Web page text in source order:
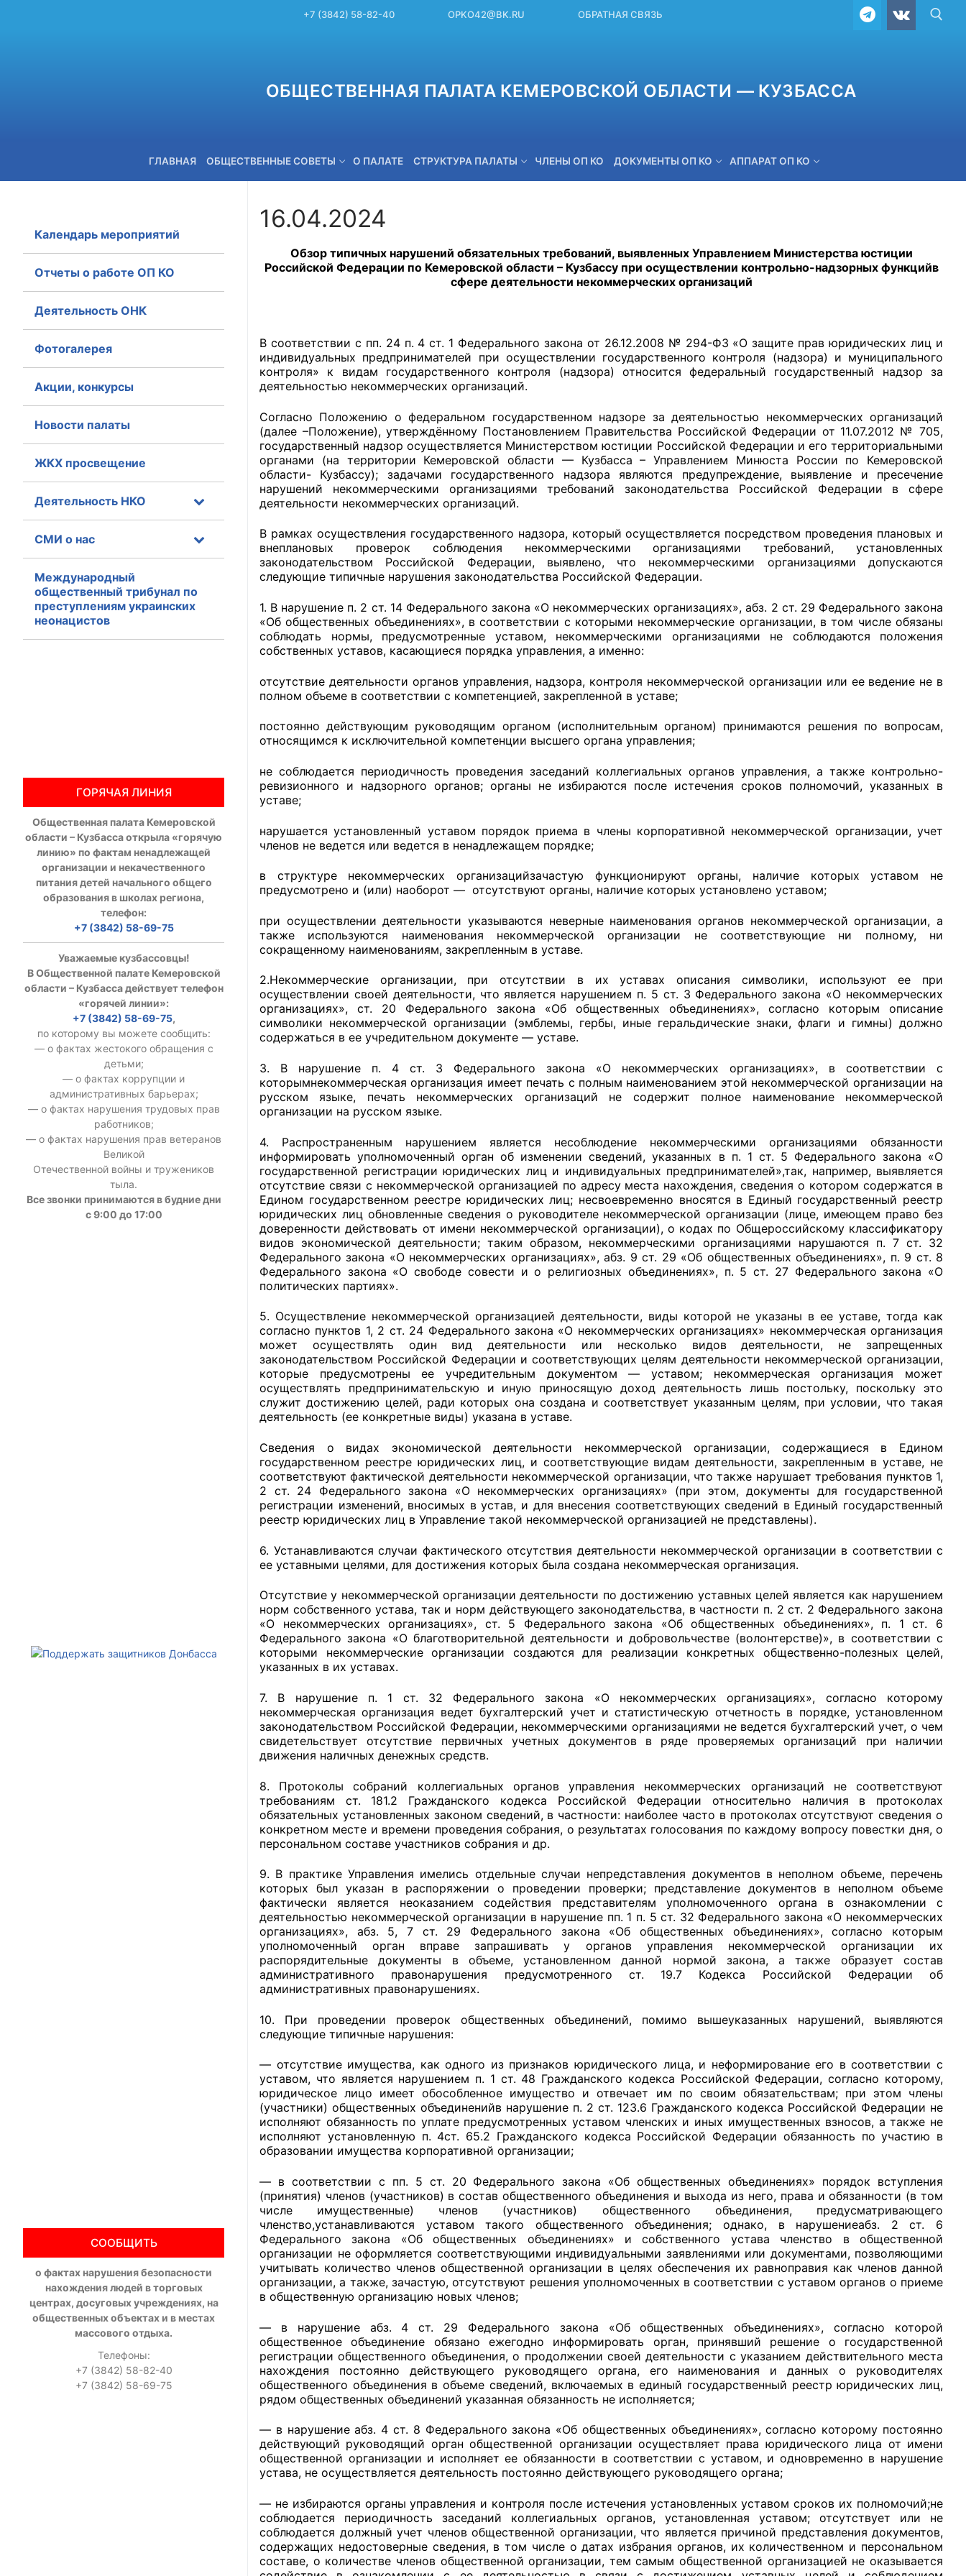
+7 (3842) 58-82-40 OPKO42@BK.RU ОБРАТНАЯ СВЯЗЬ
ОБЩЕСТВЕННАЯ ПАЛАТА КЕМЕРОВСКОЙ ОБЛАСТИ — КУЗБАССА
ГЛАВНАЯ ОБЩЕСТВЕННЫЕ СОВЕТЫ О ПАЛАТЕ СТРУКТУРА ПАЛАТЫ ЧЛЕНЫ ОП КО ДОКУМЕНТЫ ОП КО АППАРАТ ОП КО
+7 (3842) 58-82-40 OPKO42@BK.RU ОБРАТНАЯ СВЯЗЬ
Главная
Общественные советы
Общественные советы при территориальных органах федеральных органов
исполнительной власти
Общественные советы по проведению независимой оценки качества условий
оказания услуг
О Палате
Структура Палаты
Комиссии
Экспертный совет ОП КО
Совет ОП КО
Члены ОП КО
Документы ОП КО
Регламент ОП КО
Кодекс этики ОП КО
Положения
Рекомендации
Порядок работы ЦОН
Аппарат ОП КО
УСТАВ ГКУ “АППАРАТ ОП КО”
Доходы руководителя за 2024 г.
16.04.2024
Обзор типичных нарушений обязательных требований, выявленных Управлением Министерства юстиции
Российской Федерации по Кемеровской области – Кузбассу при осуществлении контрольно-надзорных функцийв
сфере деятельности некоммерческих организаций
В соответствии с пп. 24 п. 4 ст. 1 Федерального закона от 26.12.2008 № 294-ФЗ «О защите прав юридических лиц и
индивидуальных предпринимателей при осуществлении государственного контроля (надзора) и муниципального
контроля» к видам государственного контроля (надзора) относится федеральный государственный надзор за
деятельностью некоммерческих организаций.
Согласно Положению о федеральном государственном надзоре за деятельностью некоммерческих организаций
(далее –Положение), утверждённому Постановлением Правительства Российской Федерации от 11.07.2012 № 705,
государственный надзор осуществляется Министерством юстиции Российской Федерации и его территориальными
органами (на территории Кемеровской области — Кузбасса – Управлением Минюста России по Кемеровской
области- Кузбассу); задачами государственного надзора являются предупреждение, выявление и пресечение
нарушений некоммерческими организациями требований законодательства Российской Федерации в сфере
деятельности некоммерческих организаций.
В рамках осуществления государственного надзора, который осуществляется посредством проведения плановых и
внеплановых проверок соблюдения некоммерческими организациями требований, установленных
законодательством Российской Федерации, выявлено, что некоммерческими организациями допускаются
следующие типичные нарушения законодательства Российской Федерации.
1. В нарушение п. 2 ст. 14 Федерального закона «О некоммерческих организациях», абз. 2 ст. 29 Федерального закона
«Об общественных объединениях», в соответствии с которыми некоммерческие организации, в том числе обязаны
соблюдать нормы, предусмотренные уставом, некоммерческими организациями не соблюдаются положения
собственных уставов, касающиеся порядка управления, а именно:
отсутствие деятельности органов управления, надзора, контроля некоммерческой организации или ее ведение не в
полном объеме в соответствии с компетенцией, закрепленной в уставе;
постоянно действующим руководящим органом (исполнительным органом) принимаются решения по вопросам,
относящимся к исключительной компетенции высшего органа управления;
не соблюдается периодичность проведения заседаний коллегиальных органов управления, а также контрольно-
ревизионного и надзорного органов; органы не избираются после истечения сроков полномочий, указанных в
уставе;
нарушается установленный уставом порядок приема в члены корпоративной некоммерческой организации, учет
членов не ведется или ведется в ненадлежащем порядке;
в структуре некоммерческих организацийзачастую функционируют органы, наличие которых уставом не
предусмотрено и (или) наоборот — отсутствуют органы, наличие которых установлено уставом;
при осуществлении деятельности указываются неверные наименования органов некоммерческой организации, а
также используются наименования некоммерческой организации не соответствующие ни полному, ни
сокращенному наименованиям, закрепленным в уставе.
2.Некоммерческие организации, при отсутствии в их уставах описания символики, используют ее при
осуществлении своей деятельности, что является нарушением п. 5 ст. 3 Федерального закона «О некоммерческих
организациях», ст. 20 Федерального закона «Об общественных объединениях», согласно которым описание
символики некоммерческой организации (эмблемы, гербы, иные геральдические знаки, флаги и гимны) должно
содержаться в ее учредительном документе — уставе.
3. В нарушение п. 4 ст. 3 Федерального закона «О некоммерческих организациях», в соответствии с
которымнекоммерческая организация имеет печать с полным наименованием этой некоммерческой организации на
русском языке, печать некоммерческих организаций не содержит полное наименование некоммерческой
организации на русском языке.
4. Распространенным нарушением является несоблюдение некоммерческими организациями обязанности
информировать уполномоченный орган об изменении сведений, указанных в п. 1 ст. 5 Федерального закона «О
государственной регистрации юридических лиц и индивидуальных предпринимателей»,так, например, выявляется
отсутствие связи с некоммерческой организацией по адресу места нахождения, сведения о котором содержатся в
Едином государственном реестре юридических лиц; несвоевременно вносятся в Единый государственный реестр
юридических лиц обновленные сведения о руководителе некоммерческой организации (лице, имеющем право без
доверенности действовать от имени некоммерческой организации), о кодах по Общероссийскому классификатору
видов экономической деятельности; таким образом, некоммерческими организациями нарушаются п. 7 ст. 32
Федерального закона «О некоммерческих организациях», абз. 9 ст. 29 «Об общественных объединениях», п. 9 ст. 8
Федерального закона «О свободе совести и о религиозных объединениях», п. 5 ст. 27 Федерального закона «О
политических партиях».
5. Осуществление некоммерческой организацией деятельности, виды которой не указаны в ее уставе, тогда как
согласно пунктов 1, 2 ст. 24 Федерального закона «О некоммерческих организациях» некоммерческая организация
может осуществлять один вид деятельности или несколько видов деятельности, не запрещенных
законодательством Российской Федерации и соответствующих целям деятельности некоммерческой организации,
которые предусмотрены ее учредительным документом — уставом; некоммерческая организация может
осуществлять предпринимательскую и иную приносящую доход деятельность лишь постольку, поскольку это
служит достижению целей, ради которых она создана и соответствует указанным целям, при условии, что такая
деятельность (ее конкретные виды) указана в уставе.
Сведения о видах экономической деятельности некоммерческой организации, содержащиеся в Едином
государственном реестре юридических лиц, и соответствующие видам деятельности, закрепленным в уставе, не
соответствуют фактической деятельности некоммерческой организации, что также нарушает требования пунктов 1,
2 ст. 24 Федерального закона «О некоммерческих организациях» (при этом, документы для государственной
регистрации изменений, вносимых в устав, и для внесения соответствующих сведений в Единый государственный
реестр юридических лиц в Управление такой некоммерческой организацией не представлены).
6. Устанавливаются случаи фактического отсутствия деятельности некоммерческой организации в соответствии с
ее уставными целями, для достижения которых была создана некоммерческая организация.
Отсутствие у некоммерческой организации деятельности по достижению уставных целей является как нарушением
норм собственного устава, так и норм действующего законодательства, в частности п. 2 ст. 2 Федерального закона
«О некоммерческих организациях», ст. 5 Федерального закона «Об общественных объединениях», п. 1 ст. 6
Федерального закона «О благотворительной деятельности и добровольчестве (волонтерстве)», в соответствии с
которыми некоммерческие организации создаются для реализации конкретных общественно-полезных целей,
указанных в их уставах.
7. В нарушение п. 1 ст. 32 Федерального закона «О некоммерческих организациях», согласно которому
некоммерческая организация ведет бухгалтерский учет и статистическую отчетность в порядке, установленном
законодательством Российской Федерации, некоммерческими организациями не ведется бухгалтерский учет, о чем
свидетельствует отсутствие первичных учетных документов в ряде проверяемых организаций при наличии
движения наличных денежных средств.
8. Протоколы собраний коллегиальных органов управления некоммерческих организаций не соответствуют
требованиям ст. 181.2 Гражданского кодекса Российской Федерации относительно наличия в протоколах
обязательных установленных законом сведений, в частности: наиболее часто в протоколах отсутствуют сведения о
конкретном месте и времени проведения собрания, о результатах голосования по каждому вопросу повестки дня, о
персональном составе участников собрания и др.
9. В практике Управления имелись отдельные случаи непредставления документов в неполном объеме, перечень
которых был указан в распоряжении о проведении проверки; представление документов в неполном объеме
фактически является неоказанием содействия представителям уполномоченного органа в ознакомлении с
деятельностью некоммерческой организации в нарушение пп. 1 п. 5 ст. 32 Федерального закона «О некоммерческих
организациях», абз. 5, 7 ст. 29 Федерального закона «Об общественных объединениях», согласно которым
уполномоченный орган вправе запрашивать у органов управления некоммерческой организации их
распорядительные документы в объеме, установленном данной нормой закона, а также образует состав
административного правонарушения предусмотренного ст. 19.7 Кодекса Российской Федерации об
административных правонарушениях.
10. При проведении проверок общественных объединений, помимо вышеуказанных нарушений, выявляются
следующие типичные нарушения:
— отсутствие имущества, как одного из признаков юридического лица, и неформирование его в соответствии с
уставом, что является нарушением п. 1 ст. 48 Гражданского кодекса Российской Федерации, согласно которому,
юридическое лицо имеет обособленное имущество и отвечает им по своим обязательствам; при этом члены
(участники) общественных объединенийв нарушение п. 2 ст. 123.6 Гражданского кодекса Российской Федерации не
исполняют обязанность по уплате предусмотренных уставом членских и иных имущественных взносов, а также не
исполняют установленную п. 4ст. 65.2 Гражданского кодекса Российской Федерации обязанность по участию в
образовании имущества корпоративной организации;
— в соответствии с пп. 5 ст. 20 Федерального закона «Об общественных объединениях» порядок вступления
(принятия) членов (участников) в состав общественного объединения и выхода из него, права и обязанности (в том
числе имущественные) членов (участников) общественного объединения, предусматривающего
членство,устанавливаются уставом такого общественного объединения; однако, в нарушениеабз. 2 ст. 6
Федерального закона «Об общественных объединениях» и собственного устава членство в общественной
организации не оформляется соответствующими индивидуальными заявлениями или документами, позволяющими
учитывать количество членов общественной организации в целях обеспечения их равноправия как членов данной
организации, а также, зачастую, отсутствуют решения уполномоченных в соответствии с уставом органов о приеме
в общественную организацию новых членов;
— в нарушение абз. 4 ст. 29 Федерального закона «Об общественных объединениях», согласно которой
общественное объединение обязано ежегодно информировать орган, принявший решение о государственной
регистрации общественного объединения, о продолжении своей деятельности с указанием действительного места
нахождения постоянно действующего руководящего органа, его наименования и данных о руководителях
общественного объединения в объеме сведений, включаемых в единый государственный реестр юридических лиц,
рядом общественных объединений указанная обязанность не исполняется;
— в нарушение абз. 4 ст. 8 Федерального закона «Об общественных объединениях», согласно которому постоянно
действующий руководящий орган общественной организации осуществляет права юридического лица от имени
общественной организации и исполняет ее обязанности в соответствии с уставом, и одновременно в нарушение
устава, не осуществляется деятельность постоянно действующего руководящего органа;
— не избираются органы управления и контроля после истечения установленных уставом сроков их полномочий;не
соблюдается периодичность заседаний коллегиальных органов, установленная уставом; отсутствует или не
соблюдается должный учет членов общественной организации, что является причиной представления документов,
содержащих недостоверные сведения, в том числе о датах избрания органов, их количественном и персональном
составе, о количестве членов общественной организации, тем самым общественной организацией не оказывается
Календарь мероприятий
Отчеты о работе ОП КО
Деятельность ОНК
Фотогалерея
Акции, конкурсы
Новости палаты
ЖКХ просвещение
Деятельность НКО
СМИ о нас
Международный
общественный трибунал по
преступлениям украинских
неонацистов
ГОРЯЧАЯ ЛИНИЯ
Общественная палата Кемеровской
области – Кузбасса открыла «горячую
линию» по фактам ненадлежащей
организации и некачественного
питания детей начального общего
образования в школах региона,
телефон:
+7 (3842) 58-69-75
Уважаемые кузбассовцы!
В Общественной палате Кемеровской
области – Кузбасса действует телефон
«горячей линии»:
+7 (3842) 58-69-75,
по которому вы можете сообщить:
— о фактах жестокого обращения с
детьми;
— о фактах коррупции и
административных барьерах;
— о фактах нарушения трудовых прав
работников;
— о фактах нарушения прав ветеранов
Великой
Отечественной войны и тружеников
тыла.
Все звонки принимаются в будние дни
с 9:00 до 17:00
СООБЩИТЬ
о фактах нарушения безопасности
нахождения людей в торговых
центрах, досуговых учреждениях, на
общественных объектах и в местах
массового отдыха.
Телефоны:
+7 (3842) 58-82-40
+7 (3842) 58-69-75